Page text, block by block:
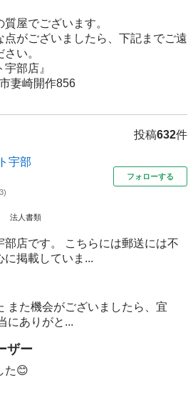
屋でございます。
点がございましたら、下記までご遠
さい。
宇部店』
妻崎開作856
投稿632件
宇部
)
フォローする
法人書類
部店です。 こちらには郵送には不
に掲載していま...
また機会がございましたら、宜
にありがと...
ザー
た😊